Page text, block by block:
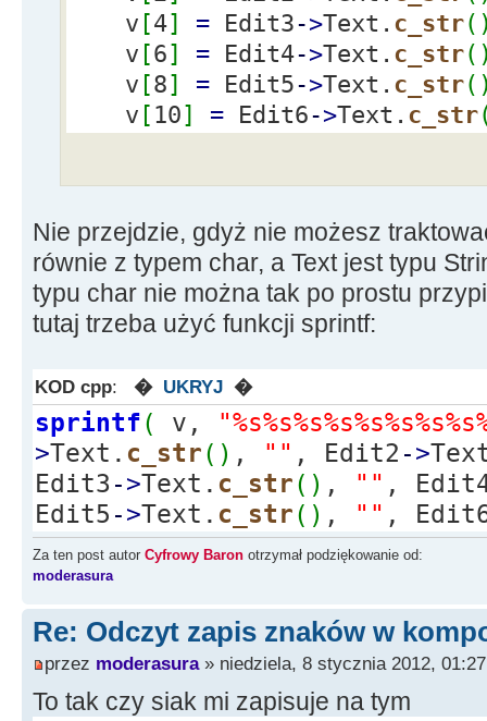
//
-----------------------------
__fastcallTForm1::
Sender) {
znajdującego się w tym samym
*/
String fileName =
ExtractFilePath(ParamStr
fstream infile
infile.open(fileName.
ios:: binary ) ;
infile. read(( char * ) v,
if (sizeof(v) ==0||
pusty");
return;
v [4] = Edit3->Text. c_str(
v [6] = Edit4->Text. c_str(
v [8] = Edit5->Text. c_str(
v [ 10] = Edit6->Text. c_str
Nie przejdzie, gdyż nie możesz
równie z typem char, a Text jest typu
typu char nie można tak po prostu
tutaj trzeba użyć funkcji sprintf:
KOD cpp: � UKRYJ �
sprintf( v,
>Text. c_str( ) , "" , Edit2 ->
Edit3 ->Text. c_str( ) , "" ,
Edit5 ->Text. c_str( ) , "" ,
Za ten post autor Cyfrowy Baron otrzymał podziękowanie od:
moderasura
Re: Odczyt zapis znaków w
przez moderasura» niedziela, 8 stycznia 2012, 01:27
To tak czy siak mi zapisuje na tym